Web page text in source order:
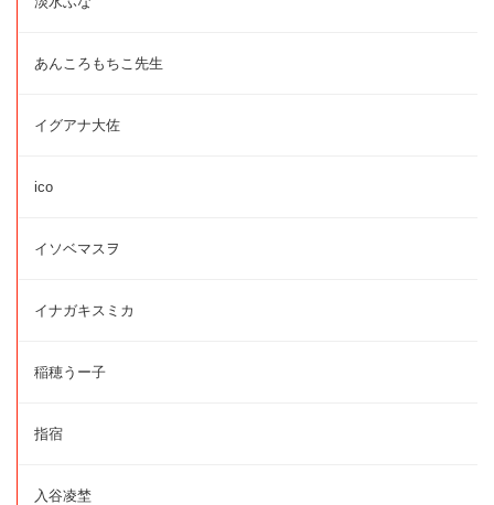
あんころもちこ先生
イグアナ大佐
ico
イソベマスヲ
イナガキスミカ
稲穂うー子
指宿
入谷凌埜